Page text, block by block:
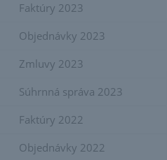
Faktúry 2023
Objednávky 2023
Zmluvy 2023
Súhrnná správa 2023
Faktúry 2022
Objednávky 2022